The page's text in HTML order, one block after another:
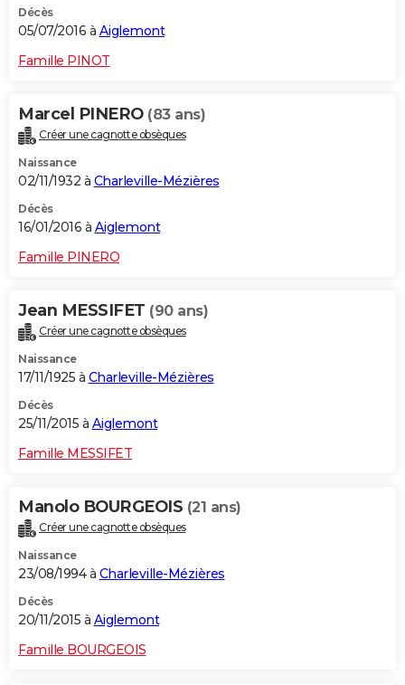
Décès
05/07/2016 à Aiglemont
Famille PINOT
Marcel PINERO (83 ans)
Créer une cagnotte obsèques
Naissance
02/11/1932 à Charleville-Mézières
Décès
16/01/2016 à Aiglemont
Famille PINERO
Jean MESSIFET (90 ans)
Créer une cagnotte obsèques
Naissance
17/11/1925 à Charleville-Mézières
Décès
25/11/2015 à Aiglemont
Famille MESSIFET
Manolo BOURGEOIS (21 ans)
Créer une cagnotte obsèques
Naissance
23/08/1994 à Charleville-Mézières
Décès
20/11/2015 à Aiglemont
Famille BOURGEOIS